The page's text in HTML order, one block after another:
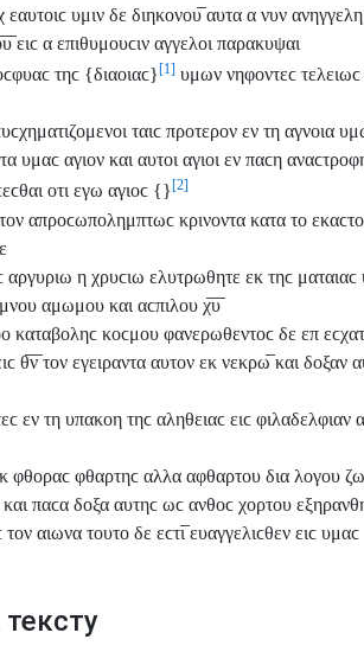
εαυτοιϲ υμιν δε διηκονου̅ αυτα α νυν
ειϲ α επιθυμουϲιν αγγελοι παρακυψαι
τηϲ {διαοιαϲ}[1] υμων νηφοντεϲ τελειωϲ
ταιϲ προτερον εν τη αγνοια
υμαϲ αγιον και αυτοι αγιοι εν παϲη
οτι εγω αγιοϲ {}[2]
τον απροϲωπολημπτωϲ κρινοντα κατα το
αργυριω η χρυϲιω ελυτρωθητε εκ τηϲ
αμωμου και αϲπιλου χ̅υ̅
καταβοληϲ κοϲμου φανερωθεντοϲ δε επ
θ̅ν̅ τον εγειραντα αυτον εκ νεκρω̅ και δοξαν
εν τη υπακοη τηϲ αληθειαϲ ειϲ φιλαδελφιαν
φθοραϲ φθαρτηϲ αλλα αφθαρτου δια λογου
και παϲα δοξα αυτηϲ ωϲ ανθοϲ χορτου
αιωνα τουτο δε εϲτι̅ ευαγγελιϲθεν ειϲ υμαϲ